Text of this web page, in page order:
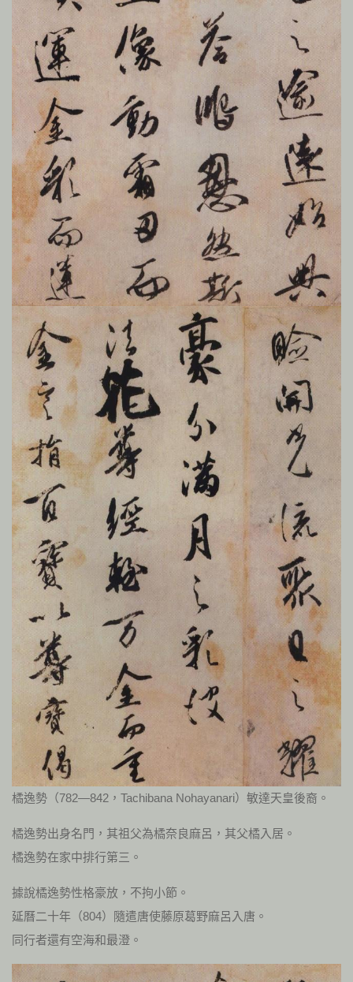
橘逸勢（782—842，Tachibana Nohayanari）敏達天皇後裔。
橘逸勢出身名門，其祖父為橘奈良麻呂，其父橘入居。
橘逸勢在家中排行第三。
據說橘逸勢性格豪放，不拘小節。
延曆二十年（804）隨遣唐使藤原葛野麻呂入唐。
同行者還有空海和最澄。